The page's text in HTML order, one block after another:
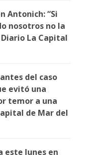
Antonich: “Si
nosotros no la
La Capital
del caso
evitó una
temor a una
de Mar del
este lunes en